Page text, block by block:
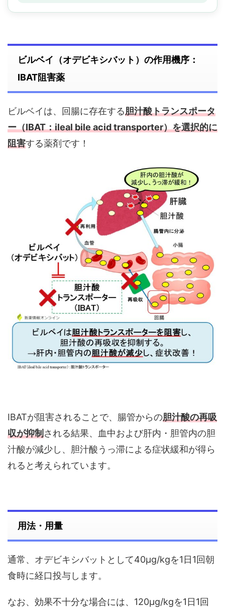
ビルベイ（オデビキシバット）の作用機序：
IBAT阻害薬
ビルベイは、回腸に存在する胆汁酸トランスポータ
ー（IBAT：ileal bile acid transporter）を選択的に
阻害する薬剤です！
IBATが阻害されることで、腸管からの胆汁酸の再吸
収が抑制される結果、血中および肝内・胆管内の胆
汁酸が減少し、胆汁酸うっ滞による症状緩和が得ら
れると考えられています。
用法・用量
通常、オデビキシバットとして40μg/kgを1日1回朝
食時に経口投与します。
なお、効果不十分な場合には、120μg/kgを1日1回